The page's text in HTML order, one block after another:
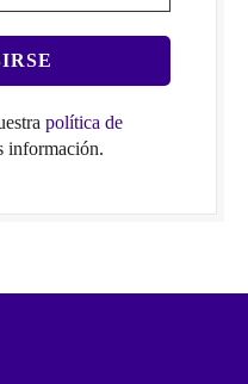
política de
información.